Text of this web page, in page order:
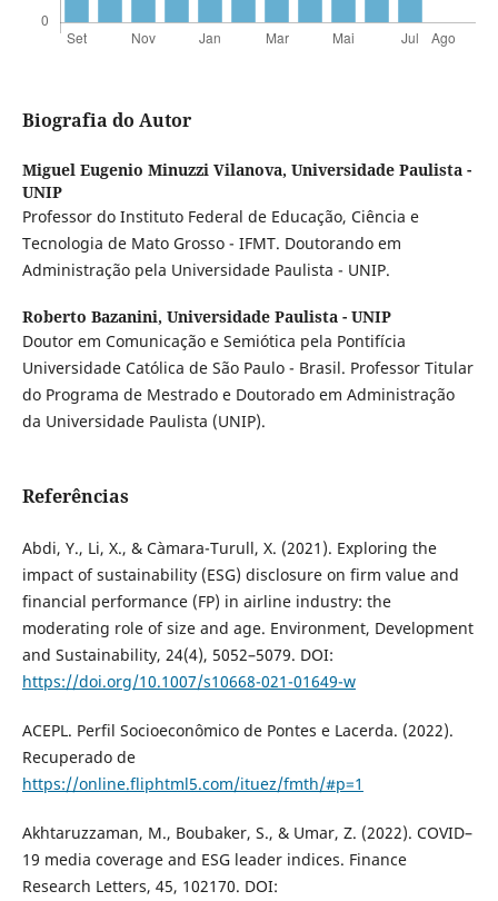
Biografia do Autor
Miguel Eugenio Minuzzi Vilanova, Universidade Paulista -
UNIP
Professor do Instituto Federal de Educação, Ciência e
Tecnologia de Mato Grosso - IFMT. Doutorando em
Administração pela Universidade Paulista - UNIP.
Roberto Bazanini, Universidade Paulista - UNIP
Doutor em Comunicação e Semiótica pela Pontifícia
Universidade Católica de São Paulo - Brasil. Professor Titular
do Programa de Mestrado e Doutorado em Administração
da Universidade Paulista (UNIP).
Referências
Abdi, Y., Li, X., & Càmara-Turull, X. (2021). Exploring the
impact of sustainability (ESG) disclosure on firm value and
financial performance (FP) in airline industry: the
moderating role of size and age. Environment, Development
and Sustainability, 24(4), 5052–5079. DOI:
https://doi.org/10.1007/s10668-021-01649-w
ACEPL. Perfil Socioeconômico de Pontes e Lacerda. (2022).
Recuperado de
https://online.fliphtml5.com/ituez/fmth/#p=1
Akhtaruzzaman, M., Boubaker, S., & Umar, Z. (2022). COVID–
19 media coverage and ESG leader indices. Finance
Research Letters, 45, 102170. DOI: